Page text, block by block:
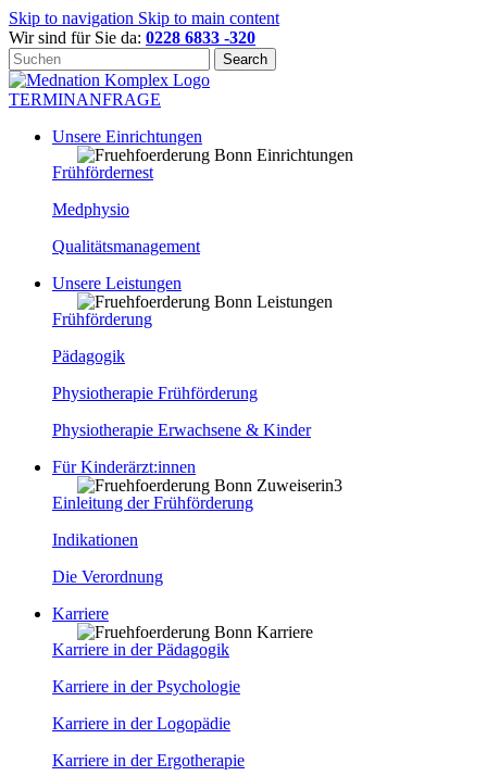
Skip to navigation Skip to main content
Wir sind für Sie da: 0228 6833 -320
Search
TERMINANFRAGE
Unsere Einrichtungen
Frühfördernest
Medphysio
Qualitätsmanagement
Unsere Leistungen
Frühförderung
Pädagogik
Physiotherapie Frühförderung
Physiotherapie Erwachsene & Kinder
Für Kinderärzt:innen
Einleitung der Frühförderung
Indikationen
Die Verordnung
Karriere
Karriere in der Pädagogik
Karriere in der Psychologie
Karriere in der Logopädie
Karriere in der Ergotherapie